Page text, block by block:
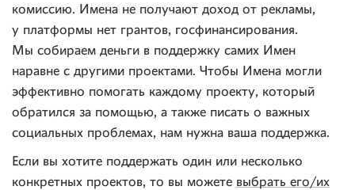
комиссию. Имена не получают доход от рекламы,
у платформы нет грантов, госфинансирования.
Мы собираем деньги в поддержку самих Имен
наравне с другими проектами. Чтобы Имена могли
эффективно помогать каждому проекту, который
обратился за помощью, а также писать о важных
социальных проблемах, нам нужна ваша поддержка.
Если вы хотите поддержать один или несколько
конкретных проектов, то вы можете выбрать его/их